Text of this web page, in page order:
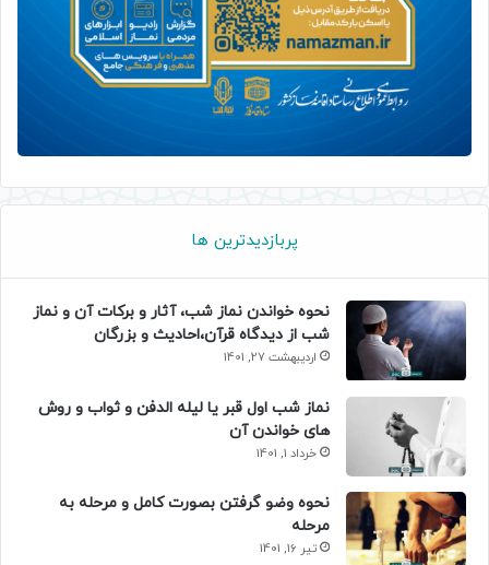
پربازدیدترین ها
نحوه خواندن نماز شب، آثار و برکات آن و نماز
شب از دیدگاه قرآن،احادیث و بزرگان
اردیبهشت 27, 1401
نماز شب اول قبر یا لیله الدفن و ثواب و روش
های خواندن آن
خرداد 1, 1401
نحوه وضو گرفتن بصورت کامل و مرحله به
مرحله
تیر 16, 1401